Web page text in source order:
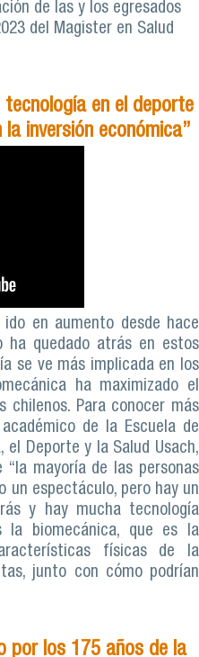
de las y los egresados
del Magister en Salud
tecnología en el deporte
inversión económica”
en aumento desde hace
ha quedado atrás en estos
se ve más implicada en los
ha maximizado el
chilenos. Para conocer más
de la Escuela de
el Deporte y la Salud Usach,
“la mayoría de las personas
un espectáculo, pero hay un
y hay mucha tecnología
la biomecánica, que es la
físicas de la
junto con cómo podrían
por los 175 años de la